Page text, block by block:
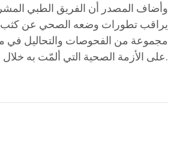
وأضاف المصدر أن الفريق الطبي
يراقب تطورات وضعه الصحي عن
مجموعة من الفحوصات والتحاليل في
على الأزمة الصحية التي ألمّت به خلال الساعات الأخيرة.